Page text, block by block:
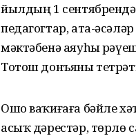
йылдың 1
педагогтар, ата-
мәктәбенә аяуһыҙ
Тотош донъяны
Ошо ваҡиғаға бәйле
асыҡ дәрестәр, төрлө